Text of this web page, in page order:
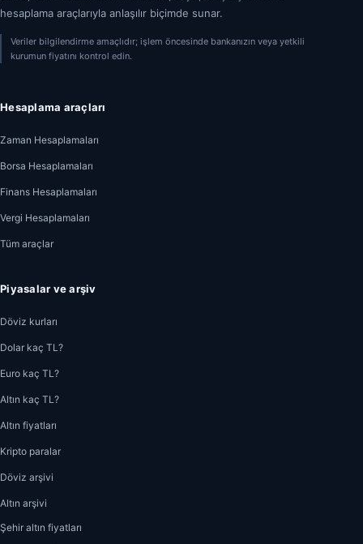
hesaplama araçlarıyla anlaşılır biçimde sunar.
Veriler bilgilendirme amaçlıdır; işlem öncesinde bankanızın veya yetkili
kurumun fiyatını kontrol edin.
Hesaplama araçları
Zaman Hesaplamaları
Borsa Hesaplamaları
Finans Hesaplamaları
Vergi Hesaplamaları
Tüm araçlar
Piyasalar ve arşiv
Döviz kurları
Dolar kaç TL?
Euro kaç TL?
Altın kaç TL?
Altın fiyatları
Kripto paralar
Döviz arşivi
Altın arşivi
Şehir altın fiyatları